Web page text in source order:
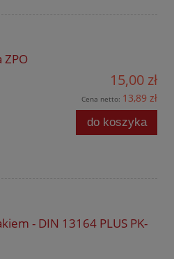
ZPO
15,00 zł
Cena netto: 13,89 zł
do koszyka
- DIN 13164 PLUS PK-